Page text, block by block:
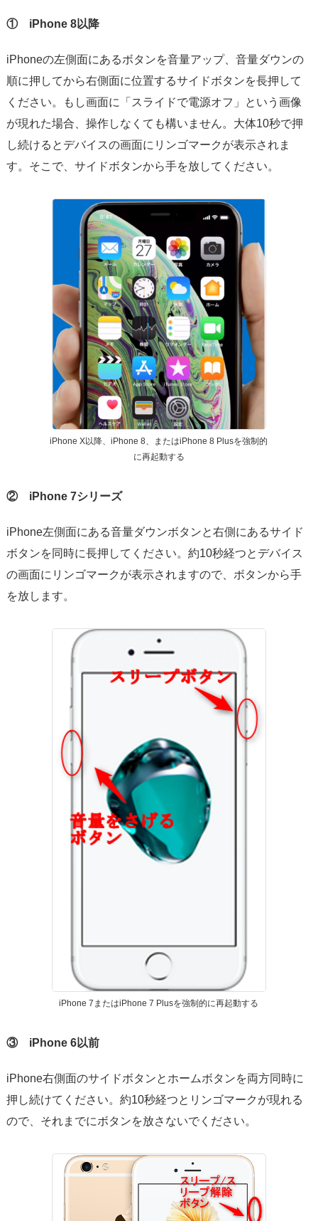
① iPhone 8以降
iPhoneの左側面にあるボタンを音量アップ、音量ダウンの
順に押してから右側面に位置するサイドボタンを長押して
ください。もし画面に「スライドで電源オフ」という画像
が現れた場合、操作しなくても構いません。大体10秒で押
し続けるとデバイスの画面にリンゴマークが表示されま
す。そこで、サイドボタンから手を放してください。
iPhone X以降、iPhone 8、またはiPhone 8 Plusを強制的
に再起動する
② iPhone 7シリーズ
iPhone左側面にある音量ダウンボタンと右側にあるサイド
ボタンを同時に長押してください。約10秒経つとデバイス
の画面にリンゴマークが表示されますので、ボタンから手
を放します。
iPhone 7またはiPhone 7 Plusを強制的に再起動する
③ iPhone 6以前
iPhone右側面のサイドボタンとホームボタンを両方同時に
押し続けてください。約10秒経つとリンゴマークが現れる
ので、それまでにボタンを放さないでください。